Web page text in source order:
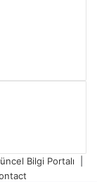
Bilgi Portalı